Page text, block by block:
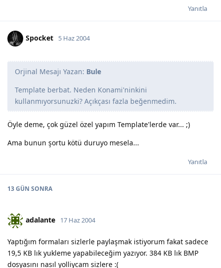
Yanıtla
Spocket 5 Haz 2004
Orjinal Mesajı Yazan: Bule
Template berbat. Neden Konami'ninkini
kullanmıyorsunuzki? Açıkçası fazla beğenmedim.
Öyle deme, çok güzel özel yapım Template'lerde var... ;)
Ama bunun şortu kötü duruyo mesela...
Yanıtla
13 GÜN SONRA
adalante 17 Haz 2004
Yaptığım formaları sizlerle paylaşmak istiyorum fakat sadece
19,5 KB lık yukleme yapabileceğim yazıyor. 384 KB lık BMP
dosyasını nasıl yolliycam sizlere :(